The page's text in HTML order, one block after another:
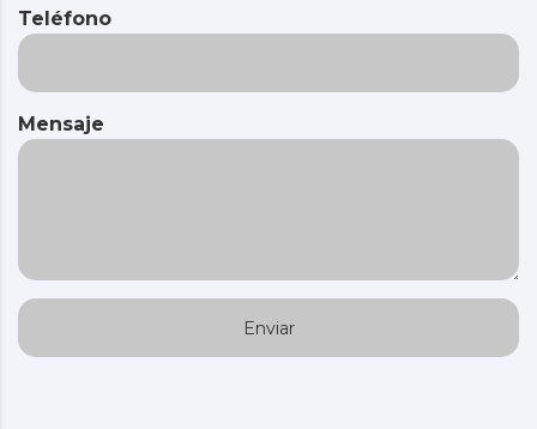
Teléfono
Mensaje